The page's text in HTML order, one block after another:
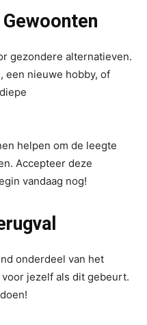
gezondere alternatieven.
een nieuwe hobby, of
helpen om de leegte
Accepteer deze
vandaag nog!
onderdeel van het
jezelf als dit gebeurt.